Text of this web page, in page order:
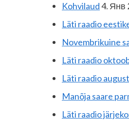
Kohvilaud4. Янв
Läti raadio
Novembrikuine
Läti raadio
Läti raadio
Manõja saare
Läti raadio